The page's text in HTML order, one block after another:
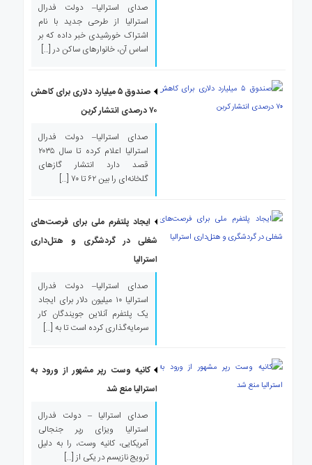
صدای استرالیا– دولت فدرال
استرالیا از طرحی جدید با نام
اشتراک خورشیدی خبر داده که بر
اساس آن، خانوارهای ساکن در […]
صندوق ۵ میلیارد دلاری برای کاهش
۷۰ درصدی انتشار کربن
صدای استرالیا– دولت فدرال
استرالیا اعلام کرده تا سال ۲۰۳۵
قصد دارد انتشار گازهای
گلخانه‌ای را بین ۶۲ تا ۷۰ […]
ایجاد پلتفرم ملی برای فرصت‌های
شغلی در گردشگری و هتل‌داری
استرالیا
صدای استرالیا– دولت فدرال
استرالیا ۱۰ میلیون دلار برای ایجاد
یک پلتفرم آنلاین جویندگان کار
سرمایه‌گذاری کرده است تا به […]
کانیه وست رپر مشهور از ورود به
استرالیا منع شد
صدای استرالیا – دولت فدرال
استرالیا ویزای رپر جنجالی
آمریکایی، کانیه وست، را به دلیل
ترویج نازیسم در یکی از […]